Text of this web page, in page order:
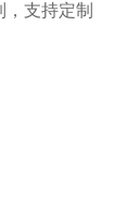
支持定制